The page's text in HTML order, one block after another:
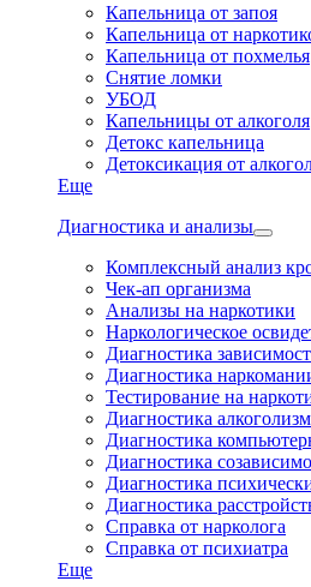
Капельница от запоя
Капельница от
Капельница от похмелья
Снятие ломки
УБОД
Капельницы от алкоголя
Детокс капельница
Детоксикация от
Еще
Диагностика и анализы
Комплексный анализ
Чек-ап организма
Анализы на наркотики
Наркологическое
Диагностика
Диагностика
Тестирование на
Диагностика
Диагностика
Диагностика
Диагностика
Диагностика
Справка от нарколога
Справка от психиатра
Еще